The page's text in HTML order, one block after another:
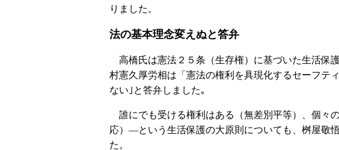
りました。
法の基本理念変えぬと答弁
高橋氏は憲法２５条（生存権）に基づいた生活保
村憲久厚労相は「憲法の権利を具現化するセーフテ
ない｣と答弁しました｡
誰にでも受ける権利はある（無差別平等）、個々
応）―という生活保護の大原則についても、桝屋敬
た。